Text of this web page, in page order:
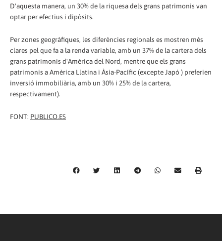
D'aquesta manera, un 30% de la riquesa dels grans patrimonis van
optar per efectius i dipòsits.
Per zones geogràfiques, les diferències regionals es mostren més
clares pel que fa a la renda variable, amb un 37% de la cartera dels
grans patrimonis d'Amèrica del Nord, mentre que els grans
patrimonis a Amèrica Llatina i Àsia-Pacífic (excepte Japó ) preferien
inversió immobiliària, amb un 30% i 25% de la cartera,
respectivament).
FONT: PUBLICO.ES